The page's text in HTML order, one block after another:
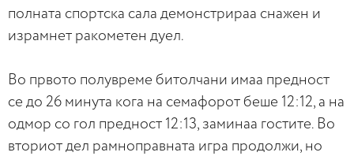
полната спортска сала демонстрираа снажен и
израмнет ракометен дуел.
Во првото полувреме битолчани имаа предност
се до 26 минута кога на семафорот беше 12:12, а на
одмор со гол предност 12:13, заминаа гостите. Во
вториот дел рамноправната игра продолжи, но